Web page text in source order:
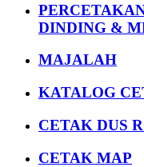
DINDING &
MAJALAH
KATALOG
CETAK DUS
CETAK MAP